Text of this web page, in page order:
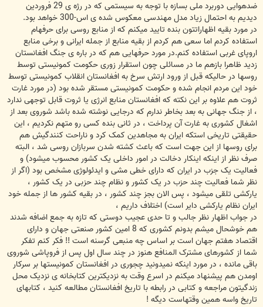
ضدهوایی دوربرد ملی بسازه با توجه به سیستمی که در رژه ی 29 فروردین
دیدیم به احتمال زیاد مدل مهندسی معکوس شده ی اس-300 خواهد بود.
در مورد بقیه اظهاراتتون بنده تایید میکنم که از منابع روسی برای حرفهام
استفاده کردم اما سعی هم کردم از بقیه منابع از جمله ایرانی و برخی منابع
اروپای غربی استفاده کنم.در مورد حرفهایی هم که در باره ی جنگ افغانستان
زدید ظاهرا بازهم ما در مسائلی چون استقرار زوری حکومت کمونیستی توسط
روسها در حالیکه قبل از ورود ارتش سرخ به افغانستان انقلاب کمونیستی توسط
خود این مردم انجام شده و حکومت کمونیستی مستقر شده بود (در مورد غارت
ثروت هم علاوه بر این نکته که افغانستان منابع انرژی یا ثروت قابل توجهی ندارد
، از جنگ جهانی به بعد بخاطر ندارم که درجایی نوشته شده باشد شوروی بعد از
اشغال کشوری به غارت آن پرداخت ، در ثانی بنده کسی رو متهم نکردیم ، این
حقیقتی تاریخی استکه ایران به مجاهدین کمک کرد و ناراحت کنندگیش هم
برای روسها از این جهت است که باعث کشته شدن سربازان روسی شد ، البته
صرف نظر از اینکه اینکار دخالت در امور داخلی یک کشور محسوب میشود) و
فعالیت یک جزب در ایران که دارای خطی مشی و ایدئولوژی مشخص بود (اگر از
نظر شما فعالیت چند حزب در یک کشور و نظام چند حزبی در یک کشور ،
یارکشی تلقی میشود ، پس الان بجز چند کشور ، در بقیه کشور ها از جمله خود
ایران نظام یارکشی دایر است) اختلاف داریم ،
در جواب اظهار نظر جالب و تا حدی عجیب دوستی که تازه به جمع اضافه شدند
هم خوشحال میشم بدونم کشوری که 8 امین کشور صنعتی جهان و دارای
اقتصاد هفتم جهان است بر اساس چه منبعی گرسنه است !! فکر کنم تفکر
شما از کشورهای مشترک المنافع هنوز در چند سال اول پس از فروپاشی شوروی
باقی مانده ، در مورد اینکه نمیدونید چجوری در افغانستان کمونیستها بر سرکار
اومدن هم پیشنهاد میکنم در اسرع وقت به نزدیکترین کتابخانه ی نزدیک محل
زندگیتون مراجعه و کتابی در رابطه با تاریخ افغانستان مطالعه کنید ، کتابهای
تاریخ واسه همین وقتهاست دیگه !